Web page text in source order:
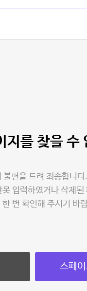
지를 찾을 수
불편을 드려 죄송합니다.
입력하였거나 삭제된
번 확인해 주시기 바
스페